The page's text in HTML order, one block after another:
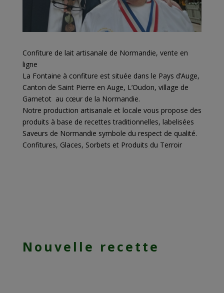
Confiture de lait artisanale de Normandie, vente en
ligne
La Fontaine à confiture est située dans le Pays d’Auge,
Canton de Saint Pierre en Auge, L’Oudon, village de
Garnetot au cœur de la Normandie.
Notre production artisanale et locale vous propose des
produits à base de recettes traditionnelles, labelisées
Saveurs de Normandie symbole du respect de qualité.
Confitures, Glaces, Sorbets et Produits du Terroir
Nouvelle recette